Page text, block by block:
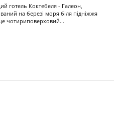
готель Коктебеля - Галеон,
на березі моря біля підніжжя
чотириповерховий...